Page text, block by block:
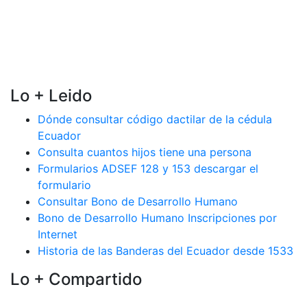
Lo + Leido
Dónde consultar código dactilar de la cédula
Ecuador
Consulta cuantos hijos tiene una persona
Formularios ADSEF 128 y 153 descargar el
formulario
Consultar Bono de Desarrollo Humano
Bono de Desarrollo Humano Inscripciones por
Internet
Historia de las Banderas del Ecuador desde 1533
Lo + Compartido